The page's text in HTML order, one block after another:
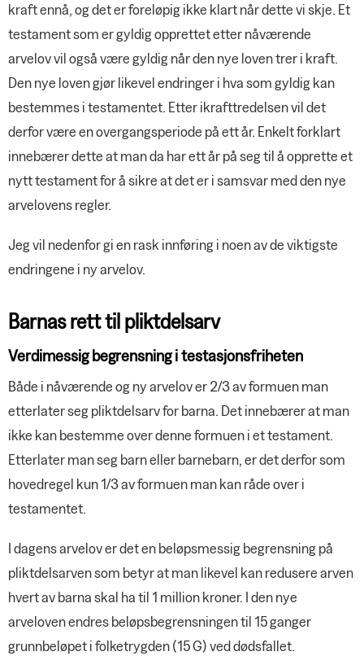
kraft ennå, og det er foreløpig ikke klart når dette vi skje. Et
testament som er gyldig opprettet etter nåværende
arvelov vil også være gyldig når den nye loven trer i kraft.
Den nye loven gjør likevel endringer i hva som gyldig kan
bestemmes i testamentet. Etter ikrafttredelsen vil det
derfor være en overgangsperiode på ett år. Enkelt forklart
innebærer dette at man da har ett år på seg til å opprette et
nytt testament for å sikre at det er i samsvar med den nye
arvelovens regler.
Jeg vil nedenfor gi en rask innføring i noen av de viktigste
endringene i ny arvelov.
Barnas rett til pliktdelsarv
Verdimessig begrensning i testasjonsfriheten
Både i nåværende og ny arvelov er 2/3 av formuen man
etterlater seg pliktdelsarv for barna. Det innebærer at man
ikke kan bestemme over denne formuen i et testament.
Etterlater man seg barn eller barnebarn, er det derfor som
hovedregel kun 1/3 av formuen man kan råde over i
testamentet.
I dagens arvelov er det en beløpsmessig begrensning på
pliktdelsarven som betyr at man likevel kan redusere arven
hvert av barna skal ha til 1 million kroner. I den nye
arveloven endres beløpsbegrensningen til 15 ganger
grunnbeløpet i folketrygden (15 G) ved dødsfallet.